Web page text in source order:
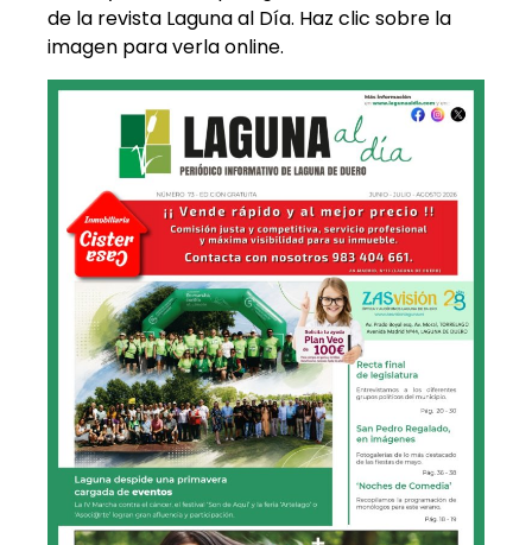
de la revista Laguna al Día. Haz clic sobre la
imagen para verla online.